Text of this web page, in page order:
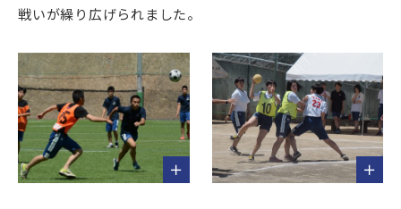
戦いが繰り広げられました。